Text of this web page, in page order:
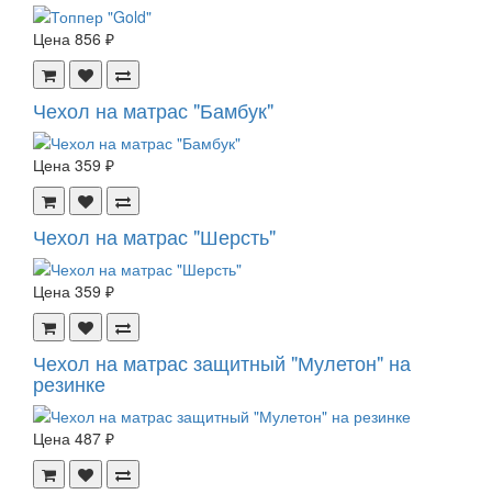
Цена 856 ₽
Чехол на матрас "Бамбук"
Цена 359 ₽
Чехол на матрас "Шерсть"
Цена 359 ₽
Чехол на матрас защитный "Мулетон" на
резинке
Цена 487 ₽